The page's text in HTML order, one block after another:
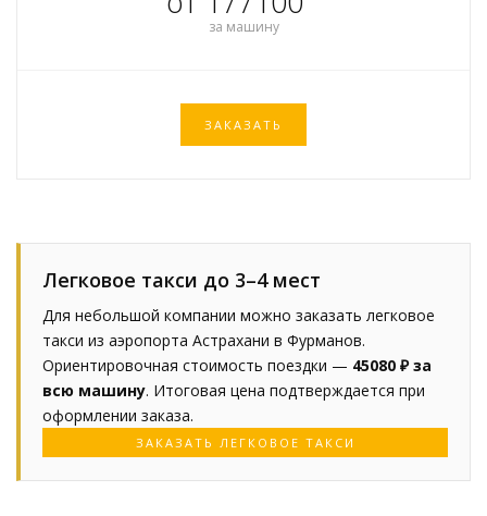
за машину
ЗАКАЗАТЬ
Легковое такси до 3–4 мест
Для небольшой компании можно заказать легковое
такси из аэропорта Астрахани в Фурманов.
Ориентировочная стоимость поездки — 45080 ₽ за
всю машину. Итоговая цена подтверждается при
оформлении заказа.
ЗАКАЗАТЬ ЛЕГКОВОЕ ТАКСИ